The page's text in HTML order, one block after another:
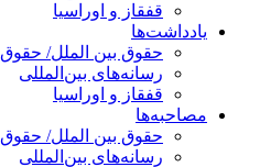
قفقاز و اوراسیا
یادداشت‌ها
حقوق بین الملل/ حقوق
رسانه‌های بین‌المللی
قفقاز و اوراسیا
مصاحبه‌ها
حقوق بین الملل/ حقوق
رسانه‌های بین‌المللی